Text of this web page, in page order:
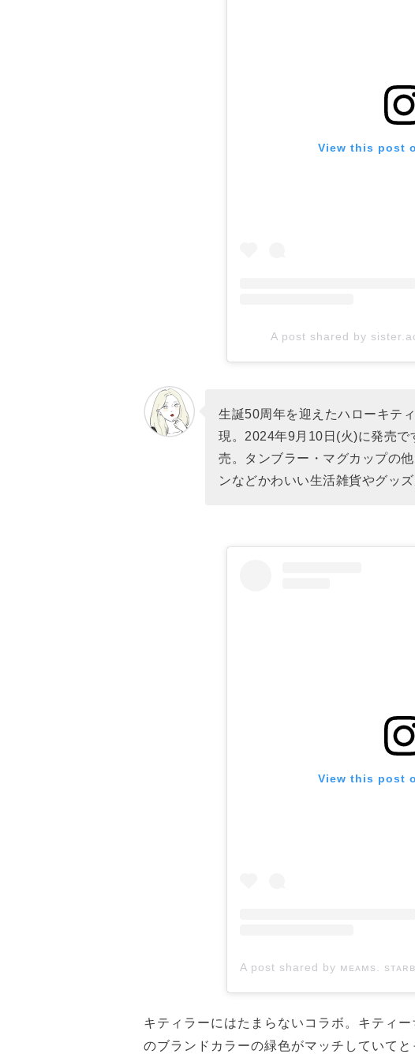
View this post
A post shared by
生誕50周年を迎えたハローキテ
現。2024年9月10日(火)に発売で
売。タンブラー・マグカップの
ンなどかわいい生活雑貨やグッズ
View this post
キティラーにはたまらないコラボ。キティ
のブランドカラーの緑色がマッチしていて